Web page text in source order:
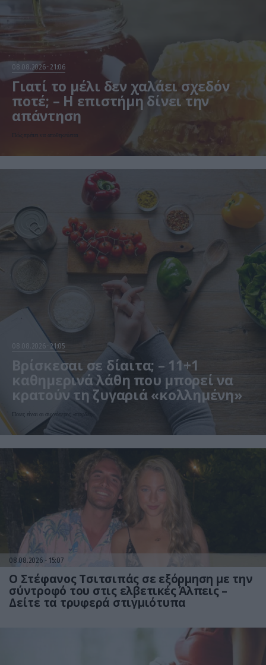
08.08.2026 21:06
Γιατί το μέλι δεν χαλάει σχεδόν
ποτέ; – Η επιστήμη δίνει την
απάντηση
Πώς πρέπει να αποθηκεύεται
08.08.2026 21:05
Βρίσκεσαι σε δίαιτα; – 11+1
καθημερινά λάθη που μπορεί να
κρατούν τη ζυγαριά «κολλημένη»
Ποιες είναι οι συχνότερες «παγίδες»
08.08.2026 15:07
Ο Στέφανος Τσιτσιπάς σε εξόρμηση με την
σύντροφό του στις ελβετικές Άλπεις –
Δείτε τα τρυφερά στιγμιότυπα